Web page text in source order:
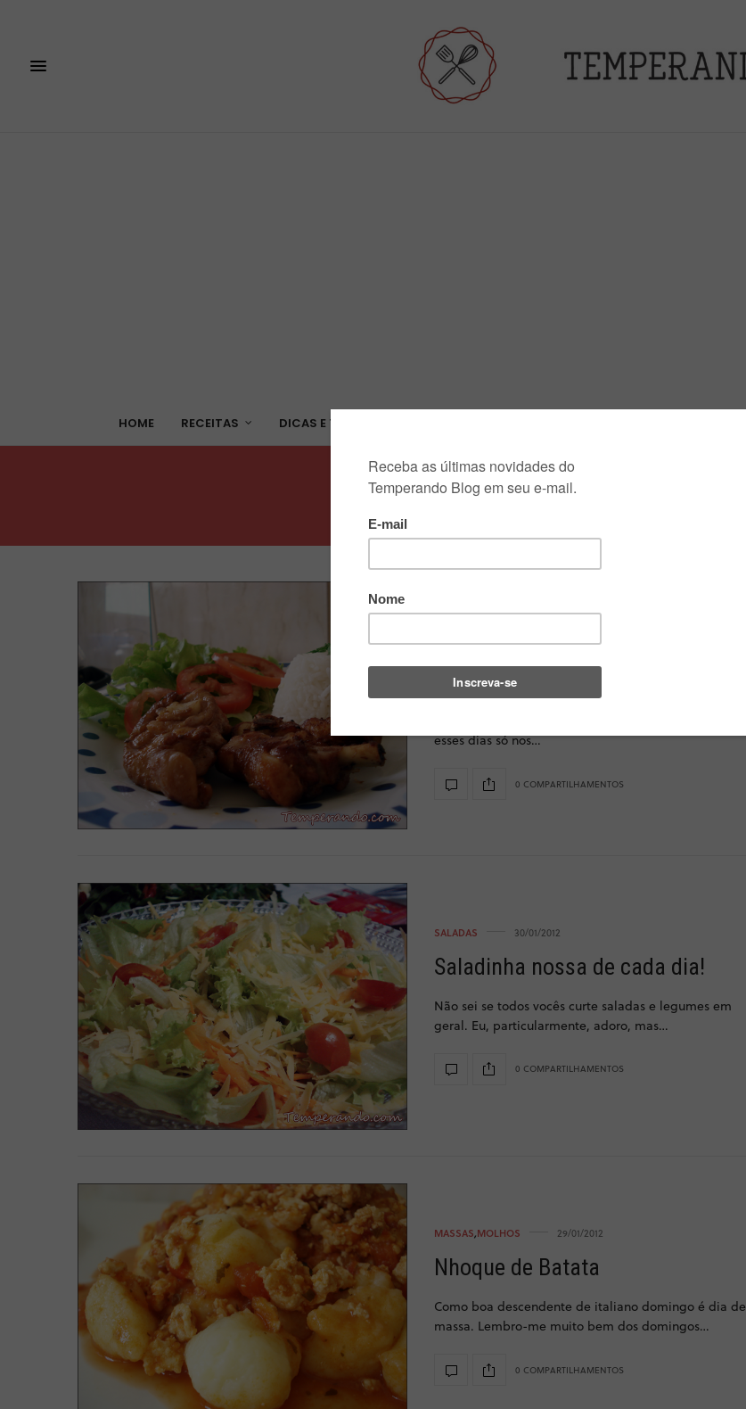
HOME RECEITAS DICAS E TÉCNICAS CULINÁRIAS
Mês:JANEIRO 2012
FRANGO E AVES 31/01/2012
Frango Frito e um almocinho bem
simples
esses dias só nos…
0 COMPARTILHAMENTOS
SALADAS 30/01/2012
Saladinha nossa de cada dia!
Não sei se todos vocês curte saladas e legumes em
geral. Eu, particularmente, adoro, mas…
0 COMPARTILHAMENTOS
MASSAS,MOLHOS 29/01/2012
Nhoque de Batata
Como boa descendente de italiano domingo é dia de
massa. Lembro-me muito bem dos domingos…
0 COMPARTILHAMENTOS